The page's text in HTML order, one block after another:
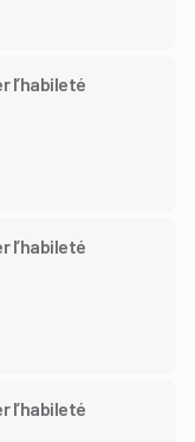
l’habileté
l’habileté
l’habileté